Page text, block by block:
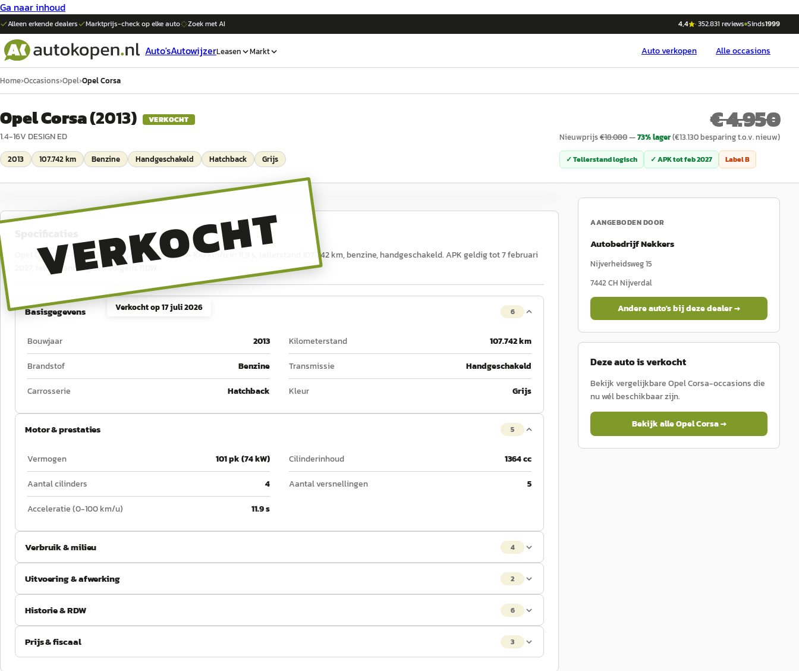
Ga naar inhoud
Alleen erkende dealers Marktprijs-check op elkeauto Zoek met AI 4,4 ·352.831 reviews Sinds1999
Auto'sAutowijzerLeasen Markt Autoverkopen Alle occasions
Home›Occasions›Opel›Opel Corsa
Opel Corsa(2013) VERKOCHT
1.4-16V DESIGN ED
€ 4.950
Nieuwprijs€18.080—73% lager(€13.130besparing t.o.v. nieuw)
✓ Tellerstand logisch ✓ APK totfeb 2027 LabelB
2013 107.742 km Benzine Handgeschakeld Hatchback Grijs
VERKOCHT
Verkocht op17 juli 2026
Opel Corsa 1.4-16V DESIGN ED uit 2013, 101 pk, 0–100 km/u in 11,9 s, tellerstand 107.742 km, benzine, handgeschakeld. APK geldig tot 7 februari
2027, tellerstand logisch volgens RDW.
Basisgegevens 6
Bouwjaar 2013 Kilometerstand
107.742 km
Brandstof
Benzine Transmissie
Handgeschakeld
Carrosserie
Hatchback Kleur Grijs
Motor & prestaties 5
Vermogen 101 pk (74 kW) Cilinderinhoud
1364 cc
Aantal cilinders
4 Aantal versnellingen
5
Acceleratie (0-100 km/u)
11.9 s
Verbruik & milieu 4
Uitvoering & afwerking 2
Historie & RDW 6
Prijs & fiscaal 3
AANGEBODEN DOOR
Autobedrijf Nekkers
Nijverheidsweg 15
7442 CH Nijverdal
Andere auto's bij deze dealer →
Deze auto is verkocht
Bekijk vergelijkbareOpelCorsa-occasions die
nu wél beschikbaar zijn.
Bekijk alleOpelCorsa→